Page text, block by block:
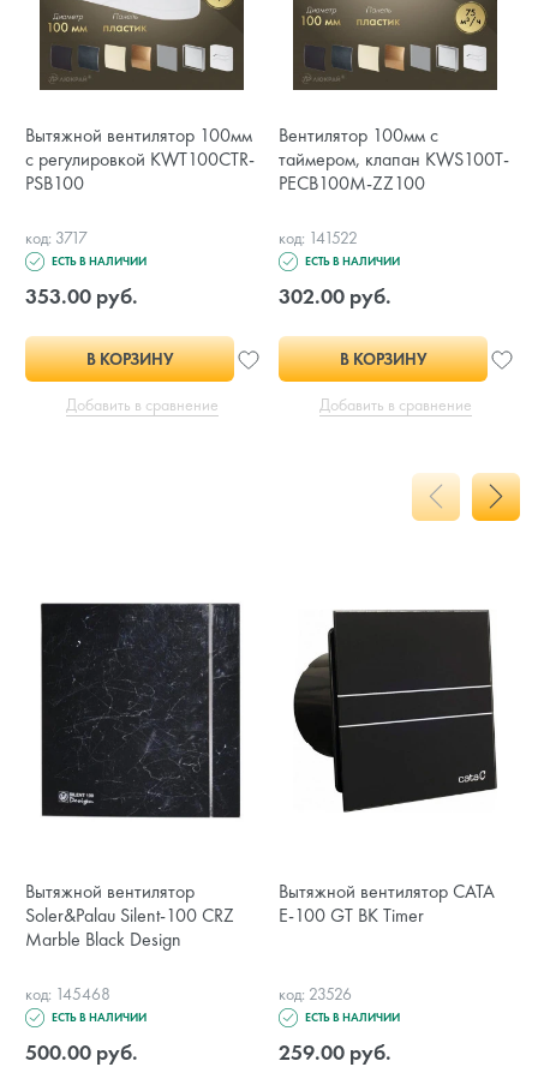
Вытяжной вентилятор 100мм
с регулировкой KWT100CTR-
PSB100
код: 3717
ЕСТЬ В НАЛИЧИИ
353.00 руб.
В КОРЗИНУ
Добавить в сравнение
Вентилятор 100мм с
таймером, клапан KWS100T-
PECB100M-ZZ100
код: 141522
ЕСТЬ В НАЛИЧИИ
302.00 руб.
В КОРЗИНУ
Добавить в сравнение
Вытяжной вентилятор
Soler&Palau Silent-100 CRZ
Marble Black Design
код: 145468
ЕСТЬ В НАЛИЧИИ
500.00 руб.
Вытяжной вентилятор CATA
E-100 GT BK Timer
код: 23526
ЕСТЬ В НАЛИЧИИ
259.00 руб.